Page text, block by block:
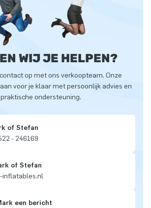
WIJ JE HELPEN?
op met ons verkoopteam. Onze
voor je klaar met persoonlijk advies en
praktische ondersteuning.
of Stefan
- 246169
of Stefan
inflatables.nl
een bericht